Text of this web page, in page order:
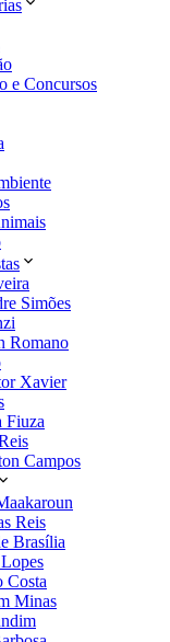
e Concursos
Simões
Romano
Xavier
Fiuza
Campos
Reis
Brasília
Costa
Minas